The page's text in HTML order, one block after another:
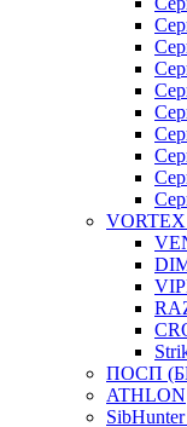
VORTEX
ПОСП
ATHLON
SibHunter